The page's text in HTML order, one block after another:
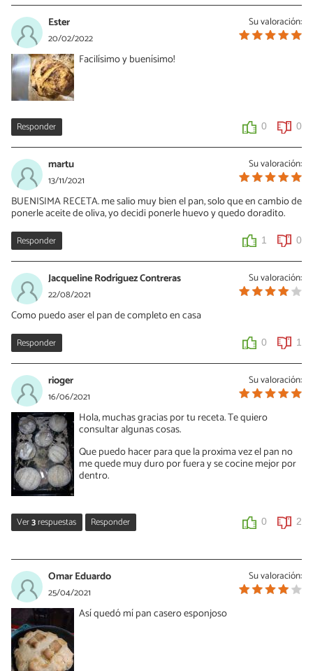
Su valoración:
Ester
20/02/2022
Facilísimo y buenísimo!
Responder 0 0
Su valoración:
martu
13/11/2021
BUENISIMA RECETA. me salio muy bien el pan, solo que en cambio de
ponerle aceite de oliva, yo decidi ponerle huevo y quedo doradito.
Responder 1 0
Su valoración:
Jacqueline Rodríguez Contreras
22/08/2021
Como puedo aser el pan de completo en casa
Responder 0 1
Su valoración:
rioger
16/06/2021
Hola, muchas gracias por tu receta. Te quiero
consultar algunas cosas.
Que puedo hacer para que la proxima vez el pan no
me quede muy duro por fuera y se cocine mejor por
dentro.
Ver3respuestas Responder 0 2
23/02/2022
Me paso igual creo q en horno electrico es menos temperatura jaj
mañana voy a voolver a hacerlo
Su valoración:
Omar Eduardo
25/04/2021
Así quedó mí pan casero esponjoso